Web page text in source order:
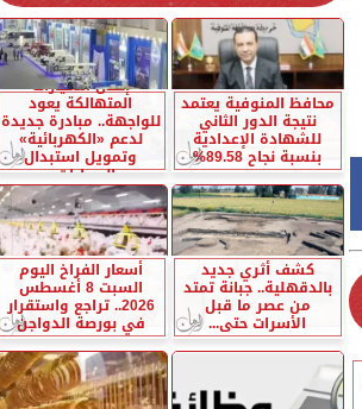
محافظ المنوفية يعتمد
نتيجة الدور الثاني
للشهادة الإعدادية
بنسبة نجاح 89.58%
إحلال السيارات
المتهالكة يعود
للواجهة.. مبادرة جديدة
لدعم «الكهربائية»
وتمويل استبدال
السيارات...
كشف أثري جديد
بالدقهلية.. جبانة تمتد
من عصر ما قبل
الأسرات حتى...
أسعار الفراخ اليوم
السبت 8 أغسطس
2026.. تراجع واستقرار
في بورصة الدواجن